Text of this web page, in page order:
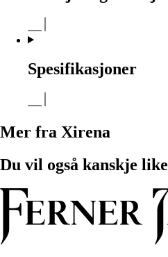
Spesifikasjoner
Mer fra Xirena
Du vil også kanskje like